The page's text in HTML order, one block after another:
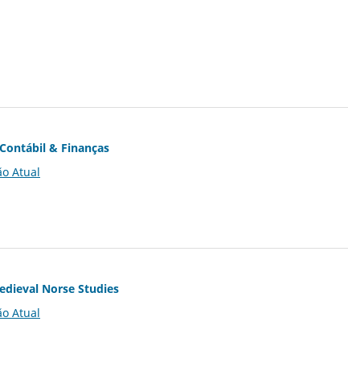
& Finanças
Atual
Norse Studies
Atual